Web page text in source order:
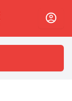
autrement